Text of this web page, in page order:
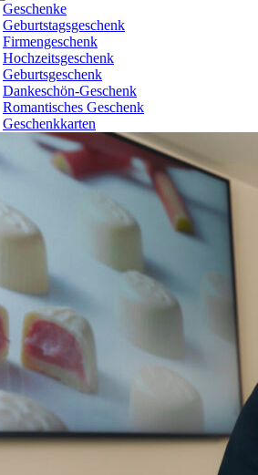
Geschenke
Geburtstagsgeschenk
Firmengeschenk
Hochzeitsgeschenk
Geburtsgeschenk
Dankeschön-Geschenk
Romantisches Geschenk
Geschenkkarten